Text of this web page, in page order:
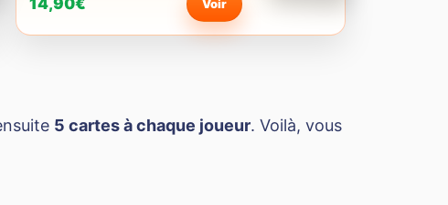
14,90€ Voir
5 cartes à chaque joueur. Voilà, vous